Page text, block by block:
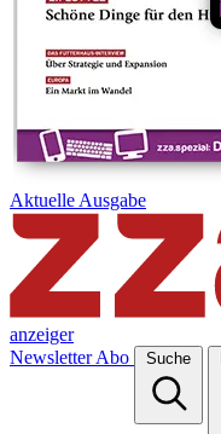
Aktuelle Ausgabe
anzeiger
Newsletter Abo Suche